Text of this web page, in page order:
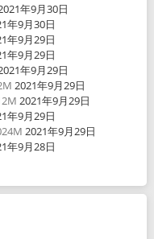
年9月30日
年9月30日
年9月29日
年9月29日
年9月29日
2021年9月29日
2021年9月29日
年9月29日
2021年9月29日
年9月28日